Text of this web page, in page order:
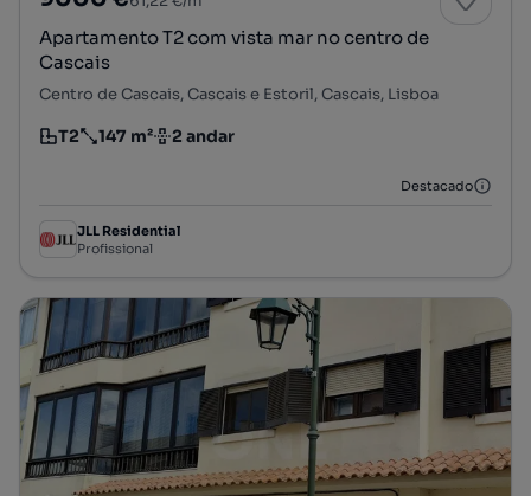
Apartamento T2 com vista mar no centro de
Cascais
Centro de Cascais, Cascais e Estoril, Cascais, Lisboa
Tipologia
T2
Preço por metro quadrado
147 m²
Andar 2 andar
Destacado
JLL Residential
Profissional